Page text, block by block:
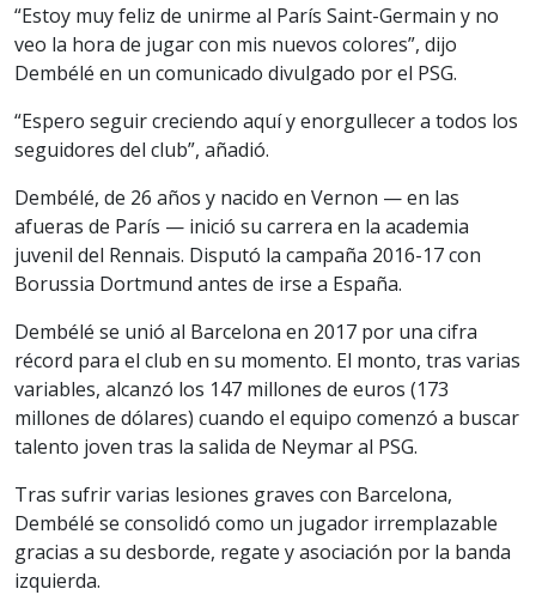
“Estoy muy feliz de unirme al París Saint-Germain y no
veo la hora de jugar con mis nuevos colores”, dijo
Dembélé en un comunicado divulgado por el PSG.
“Espero seguir creciendo aquí y enorgullecer a todos los
seguidores del club”, añadió.
Dembélé, de 26 años y nacido en Vernon — en las
afueras de París — inició su carrera en la academia
juvenil del Rennais. Disputó la campaña 2016-17 con
Borussia Dortmund antes de irse a España.
Dembélé se unió al Barcelona en 2017 por una cifra
récord para el club en su momento. El monto, tras varias
variables, alcanzó los 147 millones de euros (173
millones de dólares) cuando el equipo comenzó a buscar
talento joven tras la salida de Neymar al PSG.
Tras sufrir varias lesiones graves con Barcelona,
Dembélé se consolidó como un jugador irremplazable
gracias a su desborde, regate y asociación por la banda
izquierda.